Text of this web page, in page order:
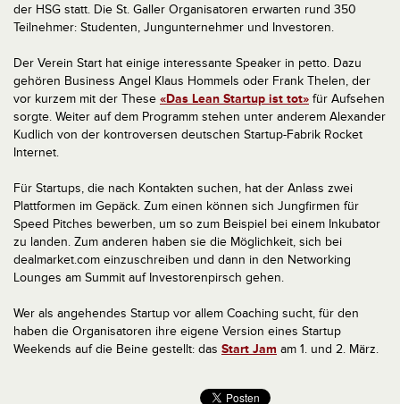
der HSG statt. Die St. Galler Organisatoren erwarten rund 350
Teilnehmer: Studenten, Jungunternehmer und Investoren.
Der Verein Start hat einige interessante Speaker in petto. Dazu
gehören Business Angel Klaus Hommels oder Frank Thelen, der
vor kurzem mit der These «Das Lean Startup ist tot» für Aufsehen
sorgte. Weiter auf dem Programm stehen unter anderem Alexander
Kudlich von der kontroversen deutschen Startup-Fabrik Rocket
Internet.
Für Startups, die nach Kontakten suchen, hat der Anlass zwei
Plattformen im Gepäck. Zum einen können sich Jungfirmen für
Speed Pitches bewerben, um so zum Beispiel bei einem Inkubator
zu landen. Zum anderen haben sie die Möglichkeit, sich bei
dealmarket.com einzuschreiben und dann in den Networking
Lounges am Summit auf Investorenpirsch gehen.
Wer als angehendes Startup vor allem Coaching sucht, für den
haben die Organisatoren ihre eigene Version eines Startup
Weekends auf die Beine gestellt: das Start Jam am 1. und 2. März.